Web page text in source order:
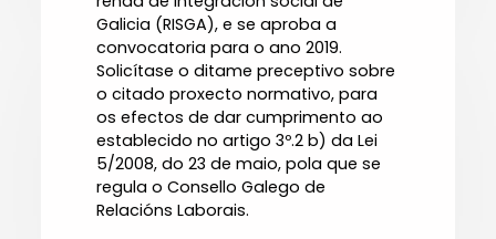
Galicia (RISGA), e se aproba a
convocatoria para o ano 2019.
Solicítase o ditame preceptivo sobre
o citado proxecto normativo, para
os efectos de dar cumprimento ao
establecido no artigo 3º.2 b) da Lei
5/2008, do 23 de maio, pola que se
regula o Consello Galego de
Relacións Laborais.